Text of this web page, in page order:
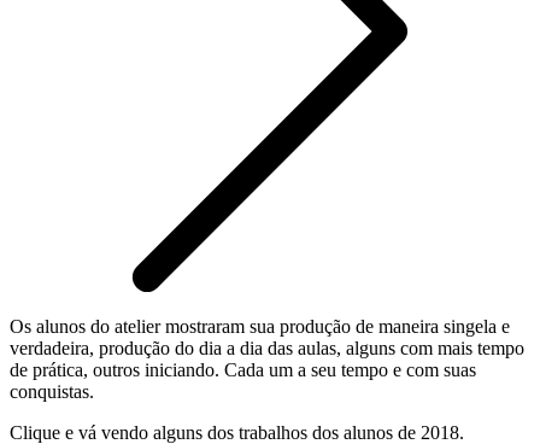
Os alunos do atelier mostraram sua produção de maneira singela e
verdadeira, produção do dia a dia das aulas, alguns com mais tempo
de prática, outros iniciando. Cada um a seu tempo e com suas
conquistas.
Clique e vá vendo alguns dos trabalhos dos alunos de 2018.